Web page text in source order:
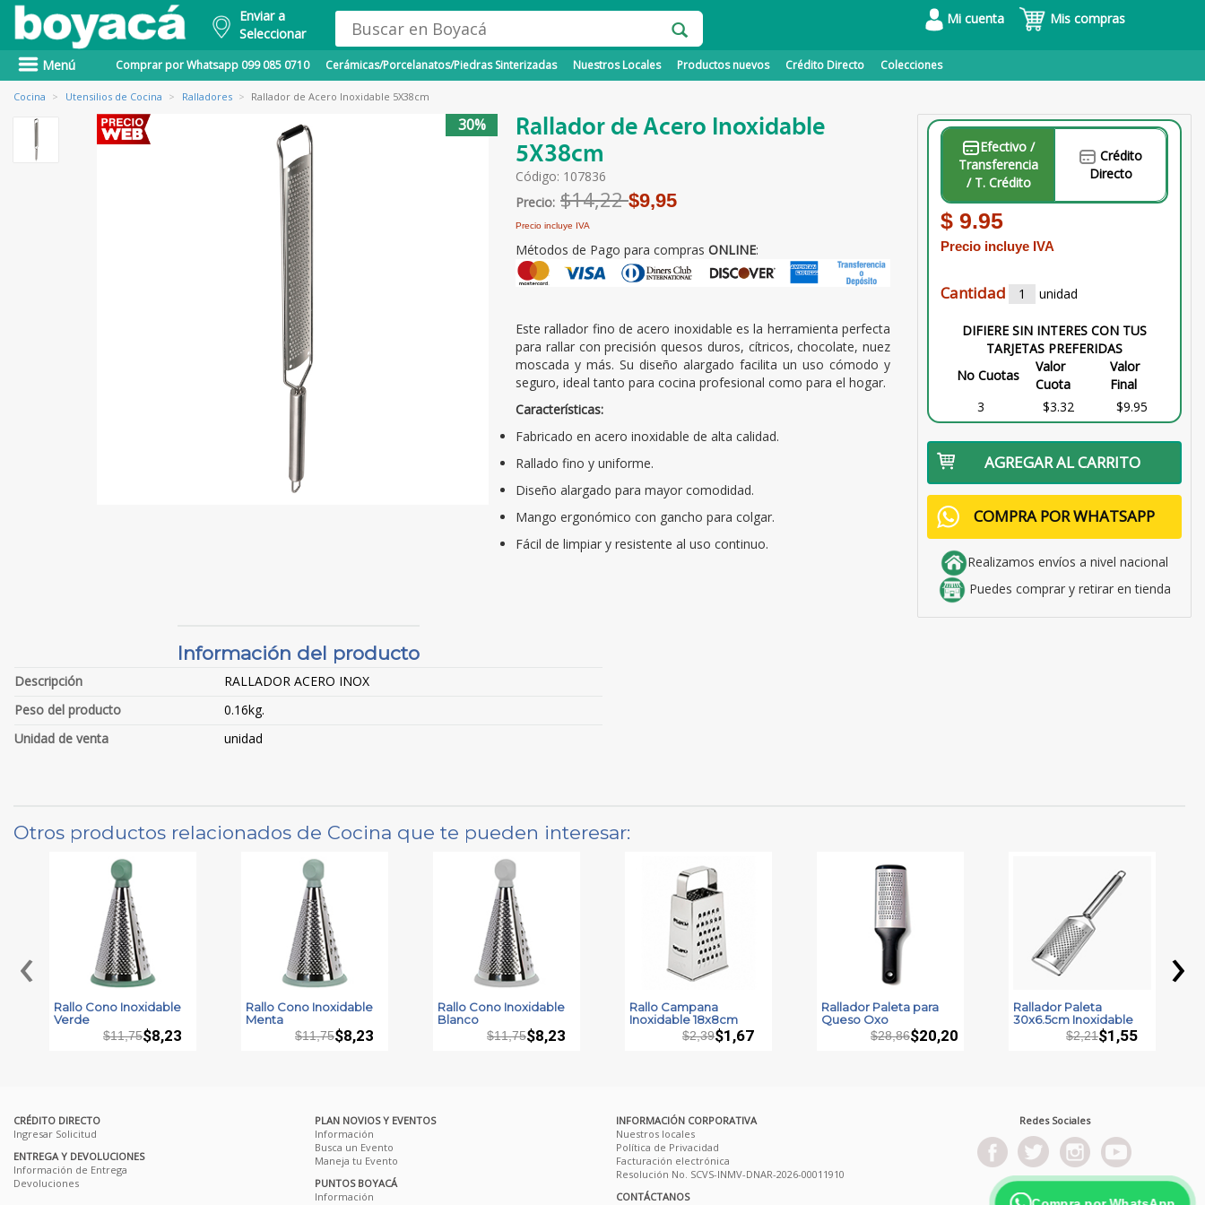
Enviar a
Seleccionar
Mi cuenta Mis compras
Menú Comprar por Whatsapp 099 085 0710 Cerámicas/Porcelanatos/Piedras Sinterizadas Nuestros Locales Productos nuevos Crédito Directo Colecciones
Cocina > Utensilios de Cocina > Ralladores > Rallador de Acero Inoxidable 5X38cm
30%
Rallador de Acero Inoxidable
5X38cm
Código: 107836
Precio: $14,22$9,95
Precio incluye IVA
Métodos de Pago para compras ONLINE:
Este rallador fino de acero inoxidable es la herramienta perfecta
para rallar con precisión quesos duros, cítricos, chocolate, nuez
moscada y más. Su diseño alargado facilita un uso cómodo y
seguro, ideal tanto para cocina profesional como para el hogar.
Características:
Fabricado en acero inoxidable de alta calidad.
Rallado fino y uniforme.
Diseño alargado para mayor comodidad.
Mango ergonómico con gancho para colgar.
Fácil de limpiar y resistente al uso continuo.
Efectivo /
Transferencia
/ T. Crédito
Directo
$ 9.95
Precio incluye IVA
Cantidad unidad
DIFIERE SIN INTERES CON TUS
TARJETAS PREFERIDAS
No Cuotas
Valor
Cuota
Valor
Final
3
$3.32 $9.95
AGREGAR AL CARRITO
COMPRA POR WHATSAPP
Realizamos envíos a nivel nacional
Puedes comprar y retirar en tienda
Información del producto
Descripción
RALLADOR ACERO INOX
Peso del producto
0.16kg.
Unidad de venta
unidad
Otros productos relacionados de Cocina que te pueden interesar:
Rallo Cono Inoxidable
Verde
$11,75$8,23
Rallo Cono Inoxidable
Menta
$11,75$8,23
Rallo Cono Inoxidable
Blanco
$11,75$8,23
Rallo Campana
Inoxidable 18x8cm
$2,39$1,67
Rallador Paleta para
Queso Oxo
$28,86$20,20
Rallador Paleta
30x6.5cm Inoxidable
$2,21$1,55
‹ ›
CRÉDITO DIRECTO
Ingresar Solicitud
ENTREGA Y DEVOLUCIONES
Información de Entrega
Devoluciones
PLAN NOVIOS Y EVENTOS
Información
Busca un Evento
Maneja tu Evento
PUNTOS BOYACÁ
Información
INFORMACIÓN CORPORATIVA
Nuestros locales
Política de Privacidad
Facturación electrónica
Resolución No. SCVS-INMV-DNAR-2026-00011910
CONTÁCTANOS
Redes Sociales